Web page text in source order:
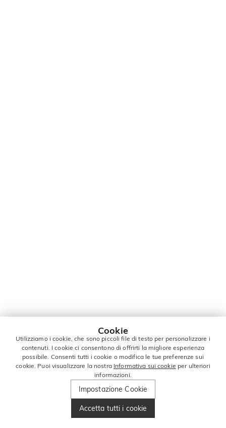
Cookie
Utilizziamo i cookie, che sono piccoli file di testo per personalizzare i
contenuti. I cookie ci consentono di offrirti la migliore esperienza
possibile. Consenti tutti i cookie o modifica le tue preferenze sui
cookie. Puoi visualizzare la nostra Informativa sui cookie per ulteriori
informazioni.
Impostazione Cookie
Accetta tutti i cookie